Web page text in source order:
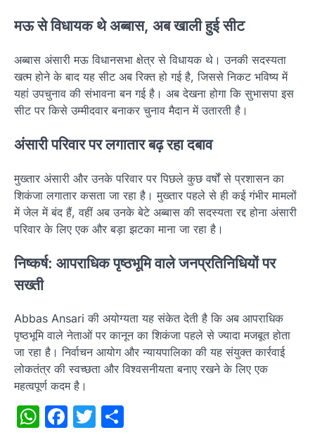
मऊ से विधायक थे अब्बास, अब खाली हुई सीट
अब्बास अंसारी मऊ विधानसभा क्षेत्र से विधायक थे। उनकी सदस्यता
खत्म होने के बाद यह सीट अब रिक्त हो गई है, जिससे निकट भविष्य में
यहां उपचुनाव की संभावना बन गई है। अब देखना होगा कि सुभासपा इस
सीट पर किसे उम्मीदवार बनाकर चुनाव मैदान में उतारती है।
अंसारी परिवार पर लगातार बढ़ रहा दबाव
मुख्तार अंसारी और उनके परिवार पर पिछले कुछ वर्षों से प्रशासन का
शिकंजा लगातार कसता जा रहा है। मुख्तार पहले से ही कई गंभीर मामलों
में जेल में बंद हैं, वहीं अब उनके बेटे अब्बास की सदस्यता रद्द होना अंसारी
परिवार के लिए एक और बड़ा झटका माना जा रहा है।
निष्कर्ष: आपराधिक पृष्ठभूमि वाले जनप्रतिनिधियों पर
सख्ती
Abbas Ansari की अयोग्यता यह संकेत देती है कि अब आपराधिक
पृष्ठभूमि वाले नेताओं पर कानून का शिकंजा पहले से ज्यादा मजबूत होता
जा रहा है। निर्वाचन आयोग और न्यायपालिका की यह संयुक्त कार्रवाई
लोकतंत्र की स्वच्छता और विश्वसनीयता बनाए रखने के लिए एक
महत्वपूर्ण कदम है।
WhatsApp
Facebook
Twitter